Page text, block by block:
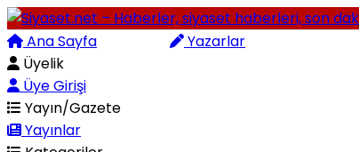
Ana Sayfa
Yazarlar
Üyelik
Üye Girişi
Yayın/Gazete
Yayınlar